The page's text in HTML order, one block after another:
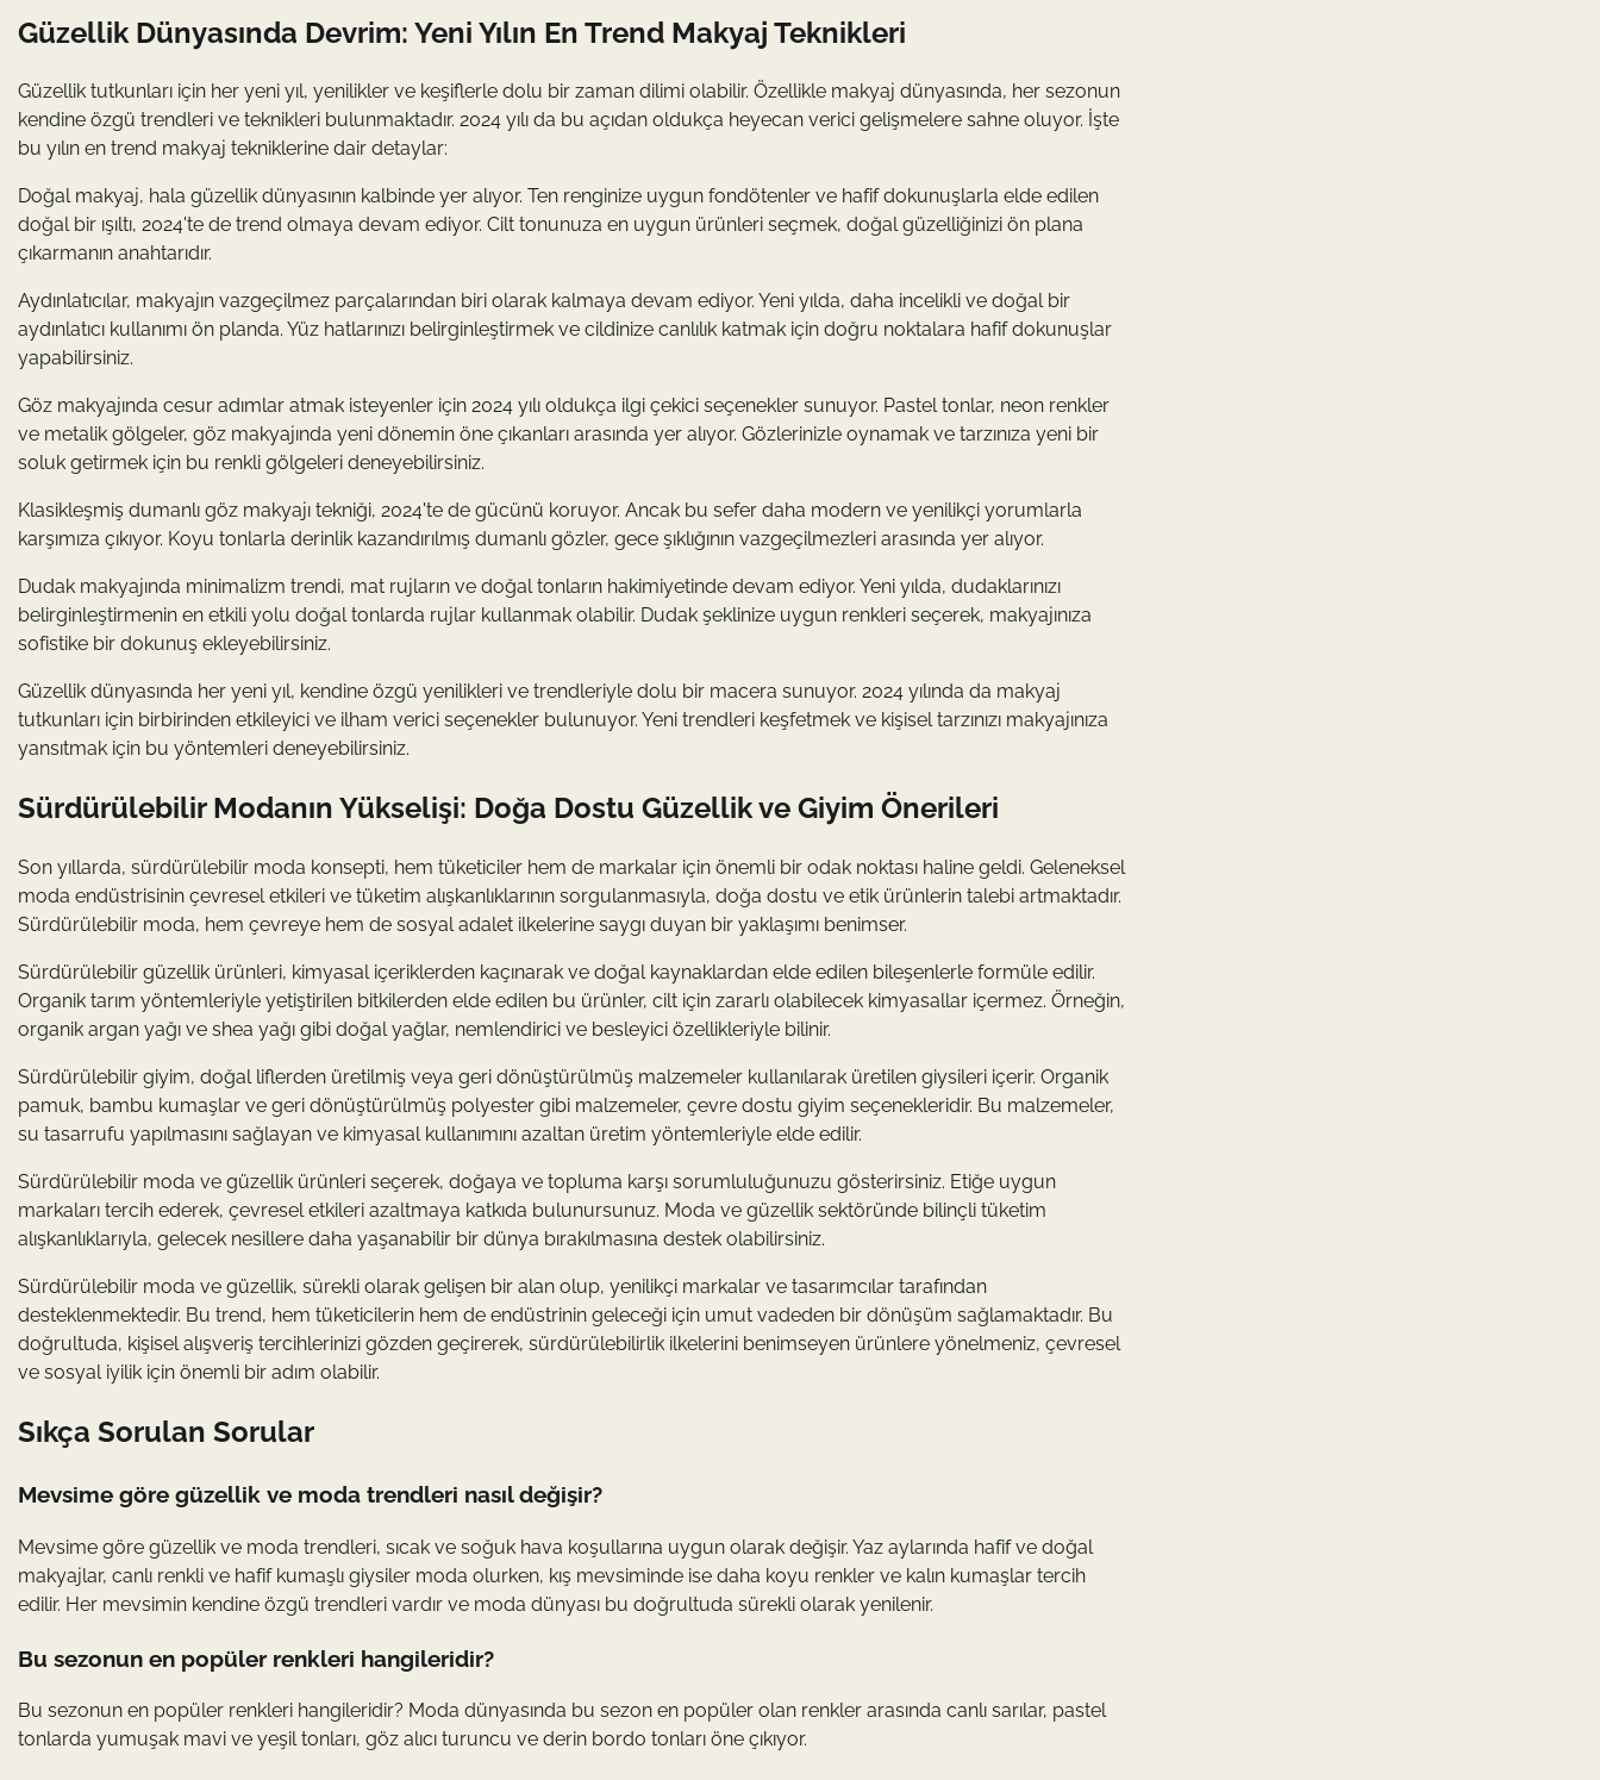
Güzellik Dünyasında Devrim: Yeni Yılın En Trend Makyaj Teknikleri
Güzellik tutkunları için her yeni yıl, yenilikler ve keşiflerle dolu bir zaman dilimi olabilir. Özellikle makyaj dünyasında, her sezonun
kendine özgü trendleri ve teknikleri bulunmaktadır. 2024 yılı da bu açıdan oldukça heyecan verici gelişmelere sahne oluyor. İşte
bu yılın en trend makyaj tekniklerine dair detaylar:
Doğal makyaj, hala güzellik dünyasının kalbinde yer alıyor. Ten renginize uygun fondötenler ve hafif dokunuşlarla elde edilen
doğal bir ışıltı, 2024'te de trend olmaya devam ediyor. Cilt tonunuza en uygun ürünleri seçmek, doğal güzelliğinizi ön plana
çıkarmanın anahtarıdır.
Aydınlatıcılar, makyajın vazgeçilmez parçalarından biri olarak kalmaya devam ediyor. Yeni yılda, daha incelikli ve doğal bir
aydınlatıcı kullanımı ön planda. Yüz hatlarınızı belirginleştirmek ve cildinize canlılık katmak için doğru noktalara hafif dokunuşlar
yapabilirsiniz.
Göz makyajında cesur adımlar atmak isteyenler için 2024 yılı oldukça ilgi çekici seçenekler sunuyor. Pastel tonlar, neon renkler
ve metalik gölgeler, göz makyajında yeni dönemin öne çıkanları arasında yer alıyor. Gözlerinizle oynamak ve tarzınıza yeni bir
soluk getirmek için bu renkli gölgeleri deneyebilirsiniz.
Klasikleşmiş dumanlı göz makyajı tekniği, 2024'te de gücünü koruyor. Ancak bu sefer daha modern ve yenilikçi yorumlarla
karşımıza çıkıyor. Koyu tonlarla derinlik kazandırılmış dumanlı gözler, gece şıklığının vazgeçilmezleri arasında yer alıyor.
Dudak makyajında minimalizm trendi, mat rujların ve doğal tonların hakimiyetinde devam ediyor. Yeni yılda, dudaklarınızı
belirginleştirmenin en etkili yolu doğal tonlarda rujlar kullanmak olabilir. Dudak şeklinize uygun renkleri seçerek, makyajınıza
sofistike bir dokunuş ekleyebilirsiniz.
Güzellik dünyasında her yeni yıl, kendine özgü yenilikleri ve trendleriyle dolu bir macera sunuyor. 2024 yılında da makyaj
tutkunları için birbirinden etkileyici ve ilham verici seçenekler bulunuyor. Yeni trendleri keşfetmek ve kişisel tarzınızı makyajınıza
yansıtmak için bu yöntemleri deneyebilirsiniz.
Sürdürülebilir Modanın Yükselişi: Doğa Dostu Güzellik ve Giyim Önerileri
Son yıllarda, sürdürülebilir moda konsepti, hem tüketiciler hem de markalar için önemli bir odak noktası haline geldi. Geleneksel
moda endüstrisinin çevresel etkileri ve tüketim alışkanlıklarının sorgulanmasıyla, doğa dostu ve etik ürünlerin talebi artmaktadır.
Sürdürülebilir moda, hem çevreye hem de sosyal adalet ilkelerine saygı duyan bir yaklaşımı benimser.
Sürdürülebilir güzellik ürünleri, kimyasal içeriklerden kaçınarak ve doğal kaynaklardan elde edilen bileşenlerle formüle edilir.
Organik tarım yöntemleriyle yetiştirilen bitkilerden elde edilen bu ürünler, cilt için zararlı olabilecek kimyasallar içermez. Örneğin,
organik argan yağı ve shea yağı gibi doğal yağlar, nemlendirici ve besleyici özellikleriyle bilinir.
Sürdürülebilir giyim, doğal liflerden üretilmiş veya geri dönüştürülmüş malzemeler kullanılarak üretilen giysileri içerir. Organik
pamuk, bambu kumaşlar ve geri dönüştürülmüş polyester gibi malzemeler, çevre dostu giyim seçenekleridir. Bu malzemeler,
su tasarrufu yapılmasını sağlayan ve kimyasal kullanımını azaltan üretim yöntemleriyle elde edilir.
Sürdürülebilir moda ve güzellik ürünleri seçerek, doğaya ve topluma karşı sorumluluğunuzu gösterirsiniz. Etiğe uygun
markaları tercih ederek, çevresel etkileri azaltmaya katkıda bulunursunuz. Moda ve güzellik sektöründe bilinçli tüketim
alışkanlıklarıyla, gelecek nesillere daha yaşanabilir bir dünya bırakılmasına destek olabilirsiniz.
Sürdürülebilir moda ve güzellik, sürekli olarak gelişen bir alan olup, yenilikçi markalar ve tasarımcılar tarafından
desteklenmektedir. Bu trend, hem tüketicilerin hem de endüstrinin geleceği için umut vadeden bir dönüşüm sağlamaktadır. Bu
doğrultuda, kişisel alışveriş tercihlerinizi gözden geçirerek, sürdürülebilirlik ilkelerini benimseyen ürünlere yönelmeniz, çevresel
ve sosyal iyilik için önemli bir adım olabilir.
Sıkça Sorulan Sorular
Mevsime göre güzellik ve moda trendleri nasıl değişir?
Mevsime göre güzellik ve moda trendleri, sıcak ve soğuk hava koşullarına uygun olarak değişir. Yaz aylarında hafif ve doğal
makyajlar, canlı renkli ve hafif kumaşlı giysiler moda olurken, kış mevsiminde ise daha koyu renkler ve kalın kumaşlar tercih
edilir. Her mevsimin kendine özgü trendleri vardır ve moda dünyası bu doğrultuda sürekli olarak yenilenir.
Bu sezonun en popüler renkleri hangileridir?
Bu sezonun en popüler renkleri hangileridir? Moda dünyasında bu sezon en popüler olan renkler arasında canlı sarılar, pastel
tonlarda yumuşak mavi ve yeşil tonları, göz alıcı turuncu ve derin bordo tonları öne çıkıyor.